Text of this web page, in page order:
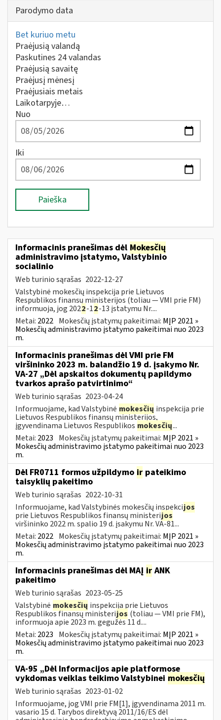
Parodymo data
Bet kuriuo metu
Praėjusią valandą
Paskutines 24 valandas
Praėjusią savaitę
Praėjusį mėnesį
Praėjusiais metais
Laikotarpyje…
Nuo
Iki
Paieška
Informacinis pranešimas dėl Mokesčių
administravimo įstatymo, Valstybinio
socialinio
Web turinio sąrašas 2022-12-27
Valstybinė mokesčių inspekcija prie Lietuvos
Respublikos finansų ministerijos (toliau — VMI prie FM)
informuoja, jog 2022-12-13 įstatymu Nr....
Metai: 2022 Mokesčių įstatymų pakeitimai: MĮP 2021 »
Mokesčių administravimo įstatymo pakeitimai nuo 2023
m.
Informacinis pranešimas dėl VMI prie FM
viršininko 2023 m. balandžio 19 d. įsakymo Nr.
VA-27 „Dėl apskaitos dokumentų papildymo
tvarkos aprašo patvirtinimo“
Web turinio sąrašas 2023-04-24
Informuojame, kad Valstybinė mokesčių inspekcija prie
Lietuvos Respublikos finansų ministerijos,
įgyvendinama Lietuvos Respublikos mokesčių...
Metai: 2023 Mokesčių įstatymų pakeitimai: MĮP 2021 »
Mokesčių administravimo įstatymo pakeitimai nuo 2023
m.
Dėl FR0711 formos užpildymo ir pateikimo
taisyklių pakeitimo
Web turinio sąrašas 2022-10-31
Informuojame, kad Valstybinės mokesčių inspekcijos
prie Lietuvos Respublikos finansų ministerijos
viršininko 2022 m. spalio 19 d. įsakymu Nr. VA-81...
Metai: 2022 Mokesčių įstatymų pakeitimai: MĮP 2021 »
Mokesčių administravimo įstatymo pakeitimai nuo 2023
m.
Informacinis pranešimas dėl MAĮ ir ANK
pakeitimo
Web turinio sąrašas 2023-05-25
Valstybinė mokesčių inspekcija prie Lietuvos
Respublikos finansų ministerijos (toliau — VMI prie FM),
informuoja apie 2023 m. gegužės 11 d....
Metai: 2023 Mokesčių įstatymų pakeitimai: MĮP 2021 »
Mokesčių administravimo įstatymo pakeitimai nuo 2023
m.
VA-95 „Dėl Informacijos apie platformose
vykdomas veiklas teikimo Valstybinei mokesčių
Web turinio sąrašas 2023-01-02
Informuojame, jog VMI prie FM[1], įgyvendinama 2011 m.
vasario 15 d. Tarybos direktyvą 2011/16/ES dėl